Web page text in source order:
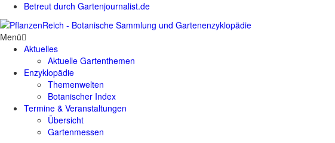
Betreut durch Gartenjournalist.de
Menü
Aktuelles
Aktuelle Gartenthemen
Enzyklopädie
Themenwelten
Botanischer Index
Termine & Veranstaltungen
Übersicht
Gartenmessen